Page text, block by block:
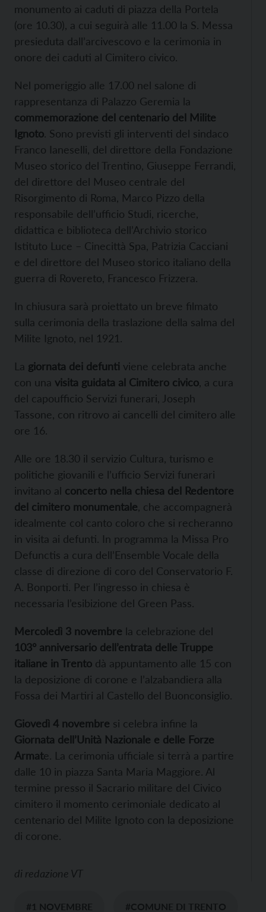
monumento ai caduti di piazza della Portela
(ore 10.30), a cui seguirà alle 11.00 la S. Messa
presieduta dall’arcivescovo e la cerimonia in
onore dei caduti al Cimitero civico.
Nel pomeriggio alle 17.00 nel salone di
rappresentanza di Palazzo Geremia la
commemorazione del centenario del Milite
Ignoto. Sono previsti gli interventi del sindaco
Franco Ianeselli, del direttore della Fondazione
Museo storico del Trentino, Giuseppe Ferrandi,
del direttore del Museo centrale del
Risorgimento di Roma, Marco Pizzo della
responsabile dell’ufficio Studi, ricerche,
didattica e biblioteca dell’Archivio storico
Istituto Luce – Cinecittà Spa, Patrizia Cacciani
e del direttore del Museo storico italiano della
guerra di Rovereto, Francesco Frizzera.
In chiusura sarà proiettato un breve filmato
sulla cerimonia della traslazione della salma del
Milite Ignoto, nel 1921.
La giornata dei defunti viene celebrata anche
con una visita guidata al Cimitero civico , a cura
del capoufficio Servizi funerari, Joseph
Tassone, con ritrovo ai cancelli del cimitero alle
ore 16.
Alle ore 18.30 il servizio Cultura, turismo e
politiche giovanili e l’ufficio Servizi funerari
invitano al concerto nella chiesa del Redentore
del cimitero monumentale , che accompagnerà
idealmente col canto coloro che si recheranno
in visita ai defunti. In programma la Missa Pro
Defunctis a cura dell’Ensemble Vocale della
classe di direzione di coro del Conservatorio F.
A. Bonporti. Per l’ingresso in chiesa è
necessaria l’esibizione del Green Pass.
Mercoledì 3 novembre la celebrazione del
103° anniversario dell’entrata delle Truppe
italiane in Trento dà appuntamento alle 15 con
la deposizione di corone e l’alzabandiera alla
Fossa dei Martiri al Castello del Buonconsiglio.
Giovedì 4 novembre si celebra infine la
Giornata dell’Unità Nazionale e delle Forze
Armate. La cerimonia ufficiale si terrà a partire
dalle 10 in piazza Santa Maria Maggiore. Al
termine presso il Sacrario militare del Civico
cimitero il momento cerimoniale dedicato al
centenario del Milite Ignoto con la deposizione
di corone.
di redazione VT
#1 NOVEMBRE #COMUNE DI TRENTO